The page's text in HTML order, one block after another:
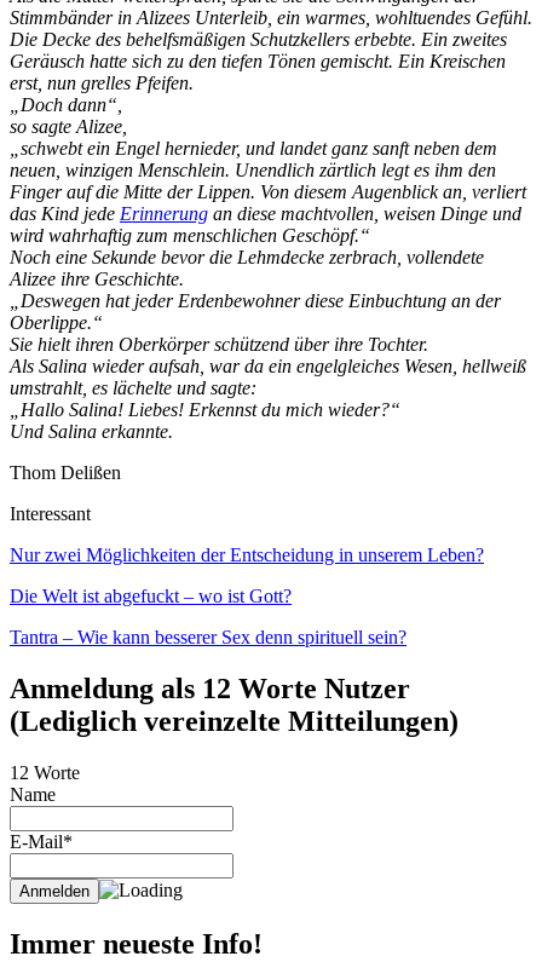
Stimmbänder in Alizees Unterleib, ein warmes, wohltuendes Gefühl.
Die Decke des behelfsmäßigen Schutzkellers erbebte. Ein zweites
Geräusch hatte sich zu den tiefen Tönen gemischt. Ein Kreischen
erst, nun grelles Pfeifen.
„Doch dann“,
so sagte Alizee,
„schwebt ein Engel hernieder, und landet ganz sanft neben dem
neuen, winzigen Menschlein. Unendlich zärtlich legt es ihm den
Finger auf die Mitte der Lippen. Von diesem Augenblick an, verliert
das Kind jede Erinnerung an diese machtvollen, weisen Dinge und
wird wahrhaftig zum menschlichen Geschöpf.“
Noch eine Sekunde bevor die Lehmdecke zerbrach, vollendete
Alizee ihre Geschichte.
„Deswegen hat jeder Erdenbewohner diese Einbuchtung an der
Oberlippe.“
Sie hielt ihren Oberkörper schützend über ihre Tochter.
Als Salina wieder aufsah, war da ein engelgleiches Wesen, hellweiß
umstrahlt, es lächelte und sagte:
„Hallo Salina! Liebes! Erkennst du mich wieder?“
Und Salina erkannte.
Thom Delißen
Interessant
Nur zwei Möglichkeiten der Entscheidung in unserem Leben?
Die Welt ist abgefuckt – wo ist Gott?
Tantra – Wie kann besserer Sex denn spirituell sein?
Anmeldung als 12 Worte Nutzer
(Lediglich vereinzelte Mitteilungen)
12 Worte
Name
E-Mail*
Immer neueste Info!